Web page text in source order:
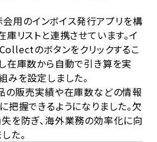
用のインボイス発行アプリを構
リストと連携させています。イ
のボタンをクリックするこ
在庫数から自動で引き算を実
みを設定しました。
の販売実績や在庫数などの情報
把握できるようになりました。欠
を防ぎ、海外業務の効率化に向
た。